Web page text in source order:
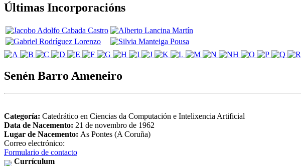
Últimas Incorporacións
Senén Barro Ameneiro
Categoría: Catedrático en Ciencias da Computación e Intelixencia Artificial
Data de Nacemento: 21 de novembro de 1962
Lugar de Nacemento: As Pontes (A Coruña)
Correo electrónico:
Formulario de contacto
Currículum